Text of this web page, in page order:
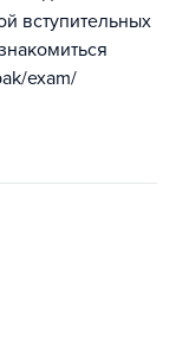
вступительных
exam/